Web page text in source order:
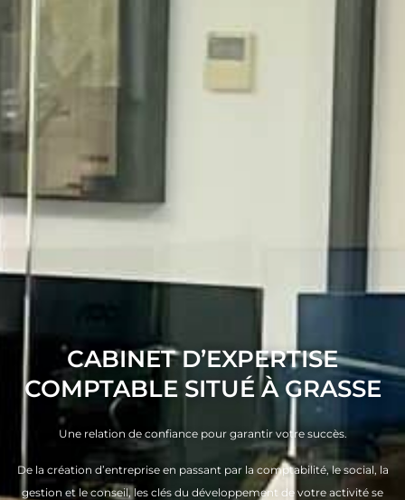
CABINET D’EXPERTISE
COMPTABLE SITUÉ À GRASSE
Une relation de confiance pour garantir votre succès.
De la création d’entreprise en passant par la comptabilité, le social, la
gestion et le conseil, les clés du développement de votre activité se